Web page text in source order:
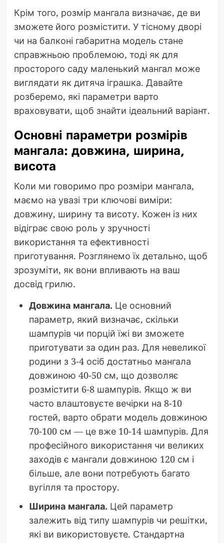
Крім того, розмір мангала визначає, де ви
зможете його розмістити. У тісному дворі
чи на балконі габаритна модель стане
справжньою проблемою, тоді як для
просторого саду маленький мангал може
виглядати як дитяча іграшка. Давайте
розберемо, які параметри варто
враховувати, щоб знайти ідеальний варіант.
Основні параметри розмірів
мангала: довжина, ширина,
висота
Коли ми говоримо про розміри мангала,
маємо на увазі три ключові виміри:
довжину, ширину та висоту. Кожен із них
відіграє свою роль у зручності
використання та ефективності
приготування. Розглянемо їх детально, щоб
зрозуміти, як вони впливають на ваш
досвід грилю.
Довжина мангала. Це основний
параметр, який визначає, скільки
шампурів чи порцій їжі ви зможете
приготувати за один раз. Для невеликої
родини з 3-4 осіб достатньо мангала
довжиною 40-50 см, що дозволяє
розмістити 6-8 шампурів. Якщо ж ви
часто влаштовуєте вечірки на 8-10
гостей, варто обрати модель довжиною
70-100 см — це вже 10-14 шампурів. Для
професійного використання чи великих
заходів є мангали довжиною 120 см і
більше, але вони потребують багато
вугілля та простору.
Ширина мангала. Цей параметр
залежить від типу шампурів чи решітки,
які ви використовуєте. Стандартна